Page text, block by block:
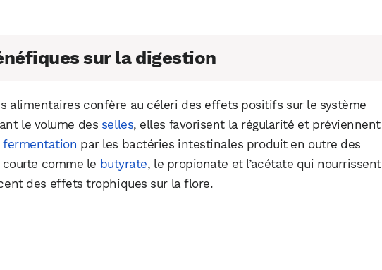
sur la digestion
alimentaires confère au céleri des effets positifs sur le système
le volume des selles, elles favorisent la régularité et préviennent
fermentation par les bactéries intestinales produit en outre des
comme le butyrate, le propionate et l’acétate qui nourrissent
des effets trophiques sur la flore.